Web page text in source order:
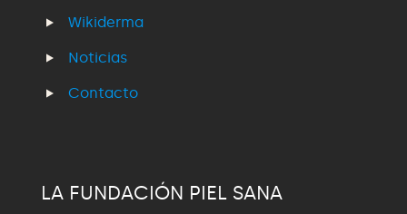
Wikiderma
Noticias
Contacto
LA FUNDACIÓN PIEL SANA